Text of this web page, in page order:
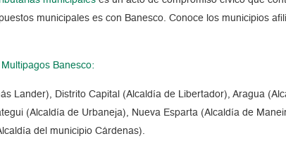
municipales es con Banesco. Conoce los municipios
Banesco:
Lander), Distrito Capital (Alcaldía de Libertador), Aragua
(Alcaldía de Urbaneja), Nueva Esparta (Alcaldía de
del municipio Cárdenas).